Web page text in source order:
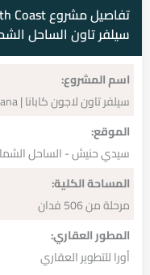
سيلفر تاون الساحل
اسم المشروع:
سيلفر تاون لاجون كابانا | Silvertown Lagoon Cabana
الموقع:
سيدي حنيش - الساحل
المساحة الكلية:
مرحلة من 506 فدان
المطور العقاري:
أورا للتطوير العقاري